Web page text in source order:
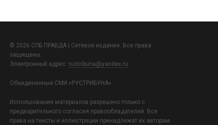
© 2026 СПБ ПРАВДА | Сетевое издание. Все права
защищены.
Электронный адрес: rustribuna@yandex.ru
Объединенные СМИ «РУСТРИБУНА»
Использование материалов разрешено только с
предварительного согласия правообладателей. Все
права на тексты и иллюстрации принадлежат их авторам.